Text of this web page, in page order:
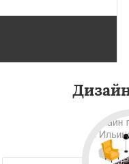
×
Уваровка
Даю согласие на